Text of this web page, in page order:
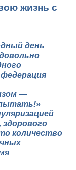
жизнь с
день
—
здорового
количество